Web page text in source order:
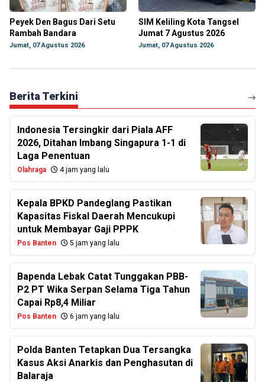
Peyek Den Bagus Dari Setu
Rambah Bandara
Jumat, 07 Agustus 2026
SIM Keliling Kota Tangsel
Jumat 7 Agustus 2026
Jumat, 07 Agustus 2026
Berita Terkini
Indonesia Tersingkir dari Piala AFF
2026, Ditahan Imbang Singapura 1-1 di
Laga Penentuan
Olahraga 4 jam yang lalu
Kepala BPKD Pandeglang Pastikan
Kapasitas Fiskal Daerah Mencukupi
untuk Membayar Gaji PPPK
Pos Banten 5 jam yang lalu
Bapenda Lebak Catat Tunggakan PBB-
P2 PT Wika Serpan Selama Tiga Tahun
Capai Rp8,4 Miliar
Pos Banten 6 jam yang lalu
Polda Banten Tetapkan Dua Tersangka
Kasus Aksi Anarkis dan Penghasutan di
Balaraja